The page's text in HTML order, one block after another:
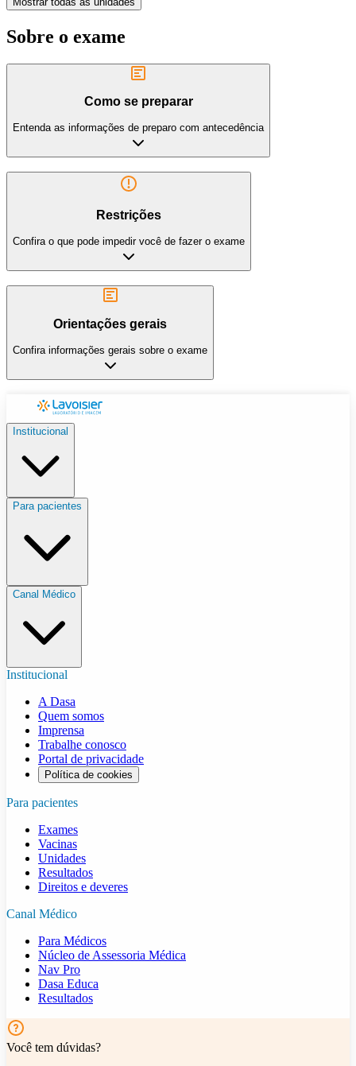
Sobre o exame
Como se preparar
Entenda as informações de preparo com antecedência
Restrições
Confira o que pode impedir você de fazer o exame
Orientações gerais
Confira informações gerais sobre o exame
Institucional
Para pacientes
Canal Médico
Institucional
A Dasa
Quem somos
Imprensa
Trabalhe conosco
Portal de privacidade
Política de cookies
Para pacientes
Exames
Vacinas
Unidades
Resultados
Direitos e deveres
Canal Médico
Para Médicos
Núcleo de Assessoria Médica
Nav Pro
Dasa Educa
Resultados
Você tem dúvidas?